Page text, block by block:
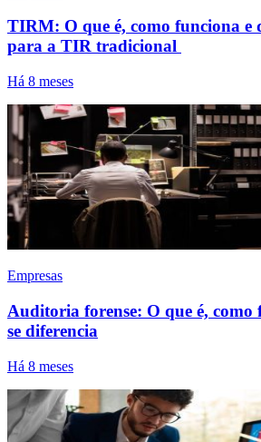
TIRM: O que é, como funciona e
para a TIR tradicional
Há 8 meses
Empresas
Auditoria forense: O que é, como
se diferencia
Há 8 meses